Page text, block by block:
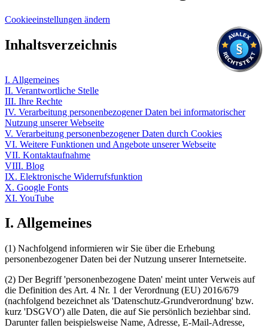
Cookieeinstellungen ändern
Inhaltsverzeichnis
I. Allgemeines
II. Verantwortliche Stelle
III. Ihre Rechte
IV. Verarbeitung personenbezogener Daten bei informatorischer
Nutzung unserer Webseite
V. Verarbeitung personenbezogener Daten durch Cookies
VI. Weitere Funktionen und Angebote unserer Webseite
VII. Kontaktaufnahme
VIII. Blog
IX. Elektronische Widerrufsfunktion
X. Google Fonts
XI. YouTube
I. Allgemeines
(1) Nachfolgend informieren wir Sie über die Erhebung
personenbezogener Daten bei der Nutzung unserer Internetseite.
(2) Der Begriff 'personenbezogene Daten' meint unter Verweis auf
die Definition des Art. 4 Nr. 1 der Verordnung (EU) 2016/679
(nachfolgend bezeichnet als 'Datenschutz-Grundverordnung' bzw.
kurz 'DSGVO') alle Daten, die auf Sie persönlich beziehbar sind.
Darunter fallen beispielsweise Name, Adresse, E-Mail-Adresse,